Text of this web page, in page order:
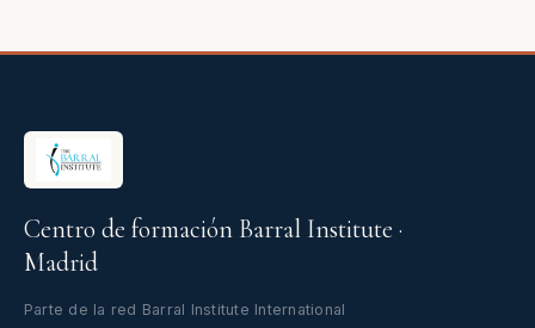
Centro de formación Barral Institute ·
Madrid
Parte de la red Barral Institute International